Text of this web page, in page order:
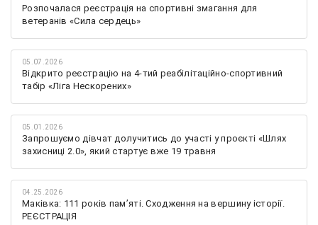
Розпочалася реєстрація на спортивні змагання для
ветеранів «Сила сердець»
05.07.2026
Відкрито реєстрацію на 4-тий реабілітаційно-спортивний
табір «Ліга Нескорених»
05.01.2026
Запрошуємо дівчат долучитись до участі у проєкті «Шлях
захисниці 2.0», який стартує вже 19 травня
04.25.2026
Маківка: 111 років пам’яті. Сходження на вершину історії.
РЕЄСТРАЦІЯ